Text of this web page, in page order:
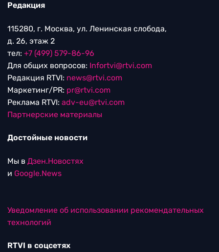
Редакция
115280, г. Москва, ул. Ленинская слобода,
д. 26, этаж 2
тел: +7 (499) 579-86-96
Для общих вопросов: Infortvi@rtvi.com
Редакция RTVI: news@rtvi.com
Маркетинг/PR: pr@rtvi.com
Реклама RTVI: adv-eu@rtvi.com
Партнерские материалы
Достойные новости
Мы в Дзен.Новостях
и Google.News
Уведомление об использовании рекомендательных
технологий
RTVI в соцсетях